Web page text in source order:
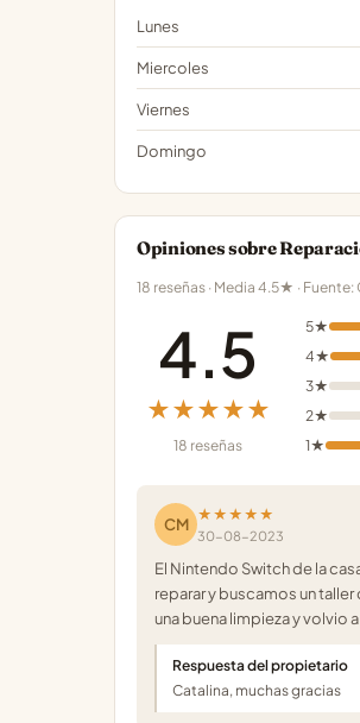
Lunes
Miercoles
Viernes
Domingo
Opiniones sobre
18 reseñas · Media 4.5★ ·
4.5
★★★★★
18 reseñas
5★
4★
3★
2★
1★
CM
★★★★★
30-08-2023
El Nintendo Switch de la
reparar y buscamos un
una buena limpieza y volvio
Respuesta del propietario
Catalina, muchas gracias